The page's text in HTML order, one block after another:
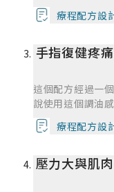
療程配方設
手指復健疼
這個配方經過一
說使用這個調油
水皮膚都變乾了
棒，舒緩了不少
療程配方設
壓力大與肌